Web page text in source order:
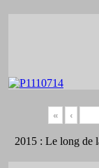
« ‹
2015 : Le long de